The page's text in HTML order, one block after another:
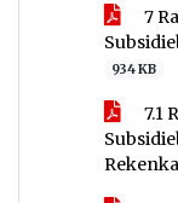
7
934 KB
7.1